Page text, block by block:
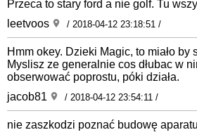
Przeca to stary ford a nie golf. Tu
leetvoos
/ 2018-04-12 23:18:51 /
Hmm okey. Dzieki Magic, to miało by
Myslisz ze generalnie cos dłubac w
obserwować poprostu, póki działa.
jacob81
/ 2018-04-12 23:54:11 /
nie zaszkodzi poznać budowę